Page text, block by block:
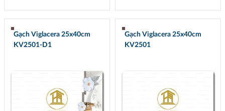
Gạch Viglacera 25x40cm
KV2501-D1
Gạch Viglacera 25x40cm
KV2501